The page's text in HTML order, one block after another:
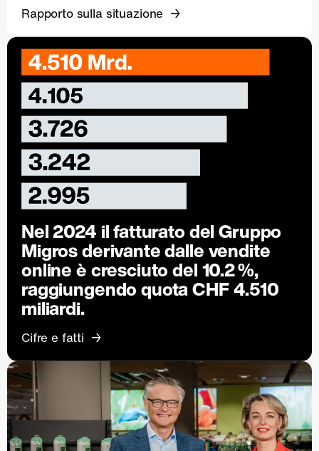
Rapporto sulla situazione
Nel 2024 il fatturato del Gruppo
Migros derivante dalle vendite
online è cresciuto del10.2 %,
raggiungendo quota CHF 4.510
miliardi.
Cifre e fatti